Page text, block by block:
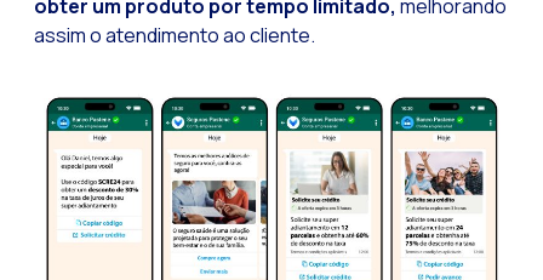
Bots, IA e
Otimize o
Fluxos do
Seasonalities:
obter um produto por tempo limitado, melhorando
assim o atendimento ao cliente.